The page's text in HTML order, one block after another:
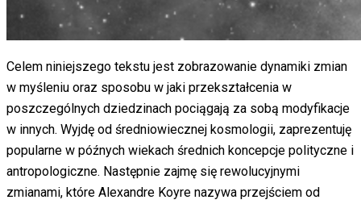
Celem niniejszego tekstu jest zobrazowanie dynamiki zmian
w myśleniu oraz sposobu w jaki przekształcenia w
poszczególnych dziedzinach pociągają za sobą modyfikacje
w innych. Wyjdę od średniowiecznej kosmologii, zaprezentuję
popularne w późnych wiekach średnich koncepcje polityczne i
antropologiczne. Następnie zajmę się rewolucyjnymi
zmianami, które Alexandre Koyre nazywa przejściem od